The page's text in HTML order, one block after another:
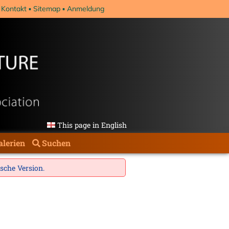
Kontakt Sitemap Anmeldung
This page in English
Suchen
Version.